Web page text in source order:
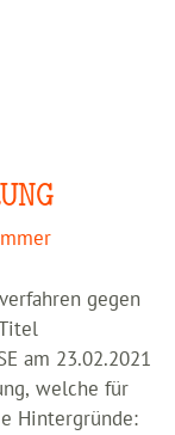
gegen
am 23.02.2021
welche für
Hintergründe: